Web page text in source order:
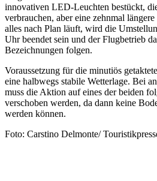
innovativen LED-Leuchten bestückt,
verbrauchen, aber eine zehnmal
alles nach Plan läuft, wird die
Uhr beendet sein und der Flugbetrieb
Bezeichnungen folgen.
Voraussetzung für die minutiös
eine halbwegs stabile Wetterlage. Bei
muss die Aktion auf eines der beiden
verschoben werden, da dann keine
werden können.
Foto: Carstino Delmonte/